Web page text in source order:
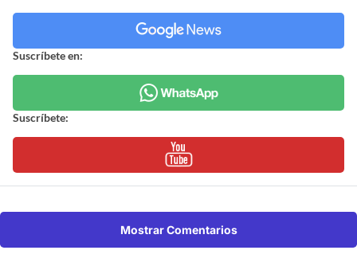
Suscríbete en:
Suscríbete:
Mostrar Comentarios